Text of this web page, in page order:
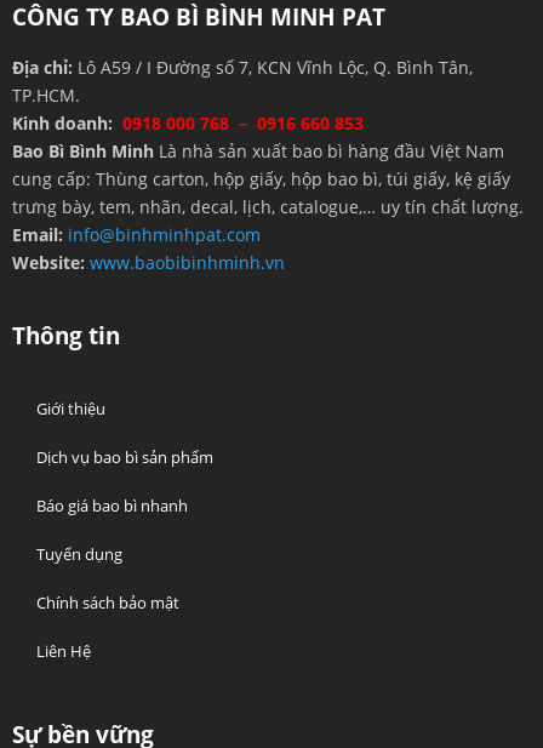
CÔNG TY BAO BÌ BÌNH MINH PAT
Địa chỉ: Lô A59 / I Đường số 7, KCN Vĩnh Lộc, Q. Bình Tân,
TP.HCM.
Kinh doanh: 0918 000 768 – 0916 660 853
Bao Bì Bình Minh Là nhà sản xuất bao bì hàng đầu Việt Nam
cung cấp: Thùng carton, hộp giấy, hộp bao bì, túi giấy, kệ giấy
trưng bày, tem, nhãn, decal, lịch, catalogue,… uy tín chất lượng.
Email: info@binhminhpat.com
Website: www.baobibinhminh.vn
Thông tin
Giới thiệu
Dịch vụ bao bì sản phẩm
Báo giá bao bì nhanh
Tuyển dụng
Chính sách bảo mật
Liên Hệ
Sự bền vững